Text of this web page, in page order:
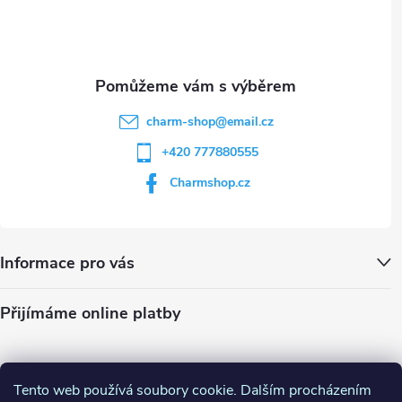
Tento web používá soubory cookie. Dalším procházením
charm-shop@email.cz
+420 777880555
Charmshop.cz
Informace pro vás
Přijímáme online platby